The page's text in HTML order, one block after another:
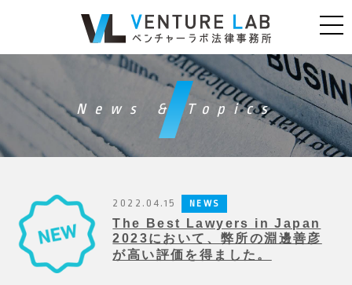
News & Topics
2022.04.15 NEWS
The Best Lawyers in Japan
2023において、弊所の淵邊善彦
が高い評価を得ました。